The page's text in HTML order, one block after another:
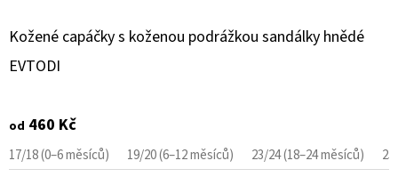
Kožené capáčky s koženou podrážkou sandálky hnědé
EVTODI
od 460 Kč
17/18 (0–6 měsíců) 19/20 (6–12 měsíců) 23/24 (18–24 měsíců)